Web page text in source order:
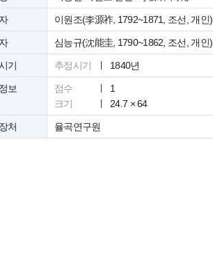
이원조(李源祚, 1792~1871, 조선, 개인)
심능규(沈能圭, 1790~1862, 조선, 개인)
기 추정시기 1840년
보 점수
1
크기
24.7 × 64
처 율곡연구원